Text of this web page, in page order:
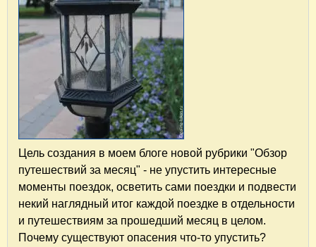
Цель создания в моем блоге новой рубрики "Обзор
путешествий за месяц" - не упустить интересные
моменты поездок, осветить сами поездки и подвести
некий наглядный итог каждой поездке в отдельности
и путешествиям за прошедший месяц в целом.
Почему существуют опасения что-то упустить?